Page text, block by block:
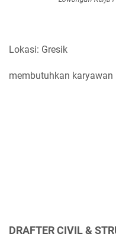
Lokasi: Gresik
membutuhkan
DRAFTER CIVIL &